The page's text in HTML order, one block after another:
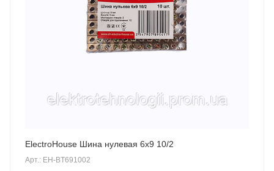
ElectroHouse Шина нулевая 6х9 10/2
Арт.: EH-BT691002